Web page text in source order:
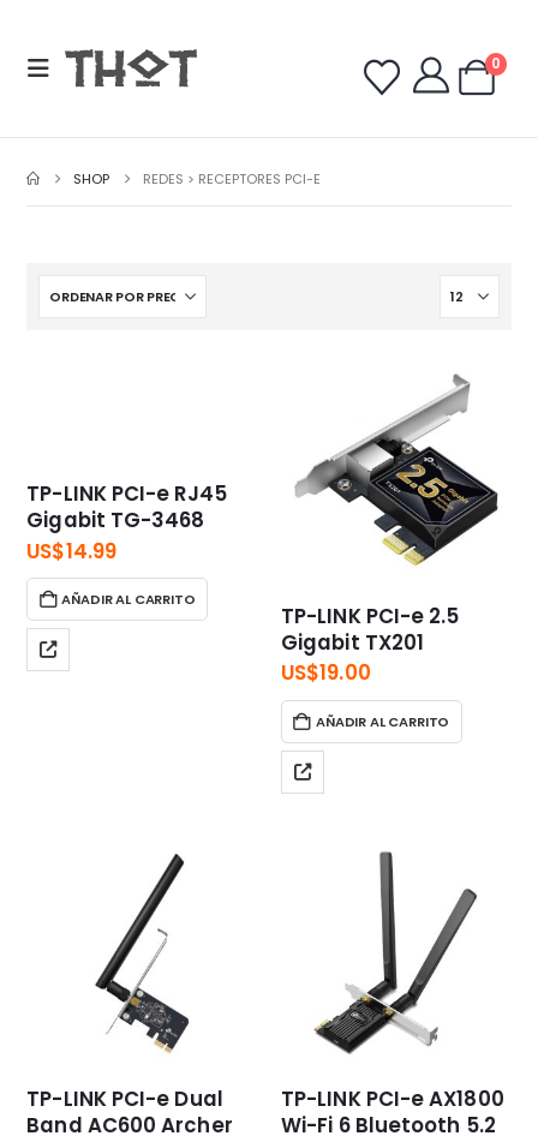
0
SHOP REDES > RECEPTORES PCI-E
TP-LINK PCI-e RJ45
Gigabit TG-3468
US$14.99
AÑADIR AL CARRITO
TP-LINK PCI-e 2.5
Gigabit TX201
US$19.00
AÑADIR AL CARRITO
TP-LINK PCI-e Dual
Band AC600 Archer
TP-LINK PCI-e AX1800
Wi-Fi 6 Bluetooth 5.2